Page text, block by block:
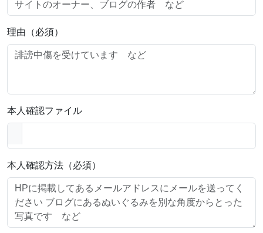
理由（必須）
本人確認ファイル
本人確認方法（必須）